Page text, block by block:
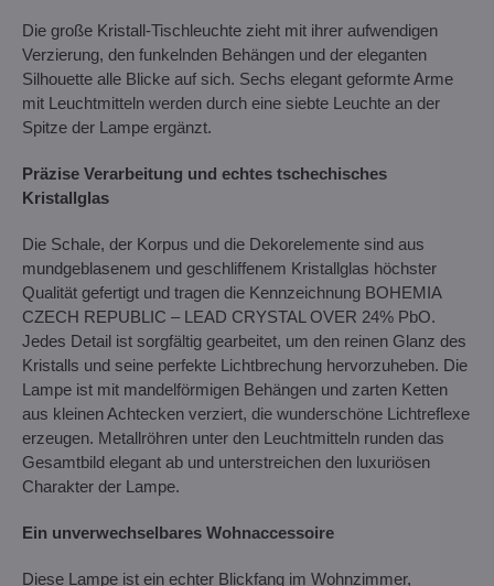
Die große Kristall-Tischleuchte zieht mit ihrer aufwendigen
Verzierung, den funkelnden Behängen und der eleganten
Silhouette alle Blicke auf sich. Sechs elegant geformte Arme
mit Leuchtmitteln werden durch eine siebte Leuchte an der
Spitze der Lampe ergänzt.
Präzise Verarbeitung und echtes tschechisches
Kristallglas
Die Schale, der Korpus und die Dekorelemente sind aus
mundgeblasenem und geschliffenem Kristallglas höchster
Qualität gefertigt und tragen die Kennzeichnung BOHEMIA
CZECH REPUBLIC – LEAD CRYSTAL OVER 24% PbO.
Jedes Detail ist sorgfältig gearbeitet, um den reinen Glanz des
Kristalls und seine perfekte Lichtbrechung hervorzuheben. Die
Lampe ist mit mandelförmigen Behängen und zarten Ketten
aus kleinen Achtecken verziert, die wunderschöne Lichtreflexe
erzeugen. Metallröhren unter den Leuchtmitteln runden das
Gesamtbild elegant ab und unterstreichen den luxuriösen
Charakter der Lampe.
Ein unverwechselbares Wohnaccessoire
Diese Lampe ist ein echter Blickfang im Wohnzimmer,